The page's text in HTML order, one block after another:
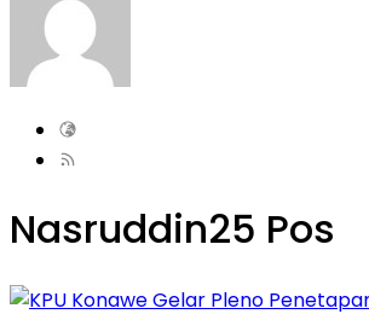
Nasruddin25 Pos